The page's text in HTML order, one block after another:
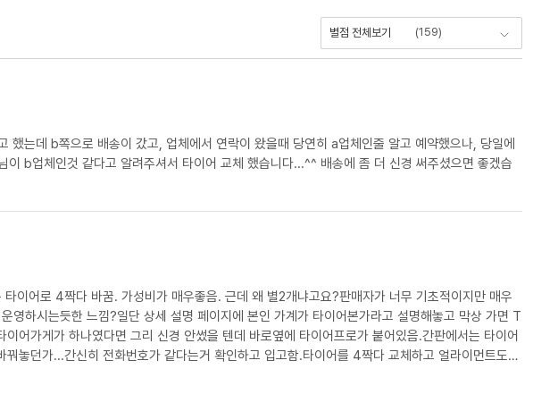
별점 전체보기 (159)
했는데 b쪽으로 배송이 갔고, 업체에서 연락이 왔을때 당연히 a업체인줄 알고 예약했으나, 당일에
b업체인것 같다고 알려주셔서 타이어 교체 했습니다...^^ 배송에 좀 더 신경 써주셨으면 좋겠습
이어로 4짝다 바꿈. 가성비가 매우좋음. 근데 왜 별2개냐고요?판매자가 너무 기초적이지만 매우
영하시는듯한 느낌?일단 상세 설명 페이지에 본인 가계가 타이어본가라고 설명해놓고 막상 가면 T
어가게가 하나였다면 그리 신경 안썼을 텐데 바로옆에 타이어프로가 붙어있음.간판에서는 타이어
놓던가...간신히 전화번호가 같다는거 확인하고 입고함.타이어를 4짝다 교체하고 얼라이먼트도
고 집에오는데...하...타이어 공기압을 안보고 대충넣는건지 압력이 앞바퀴 운전석은 36정도고 조